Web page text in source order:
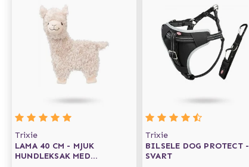
Trixie
LAMA 40 CM - MJUK
HUNDLEKSAK MED
Trixie
BILSELE DOG PROTECT -
SVART